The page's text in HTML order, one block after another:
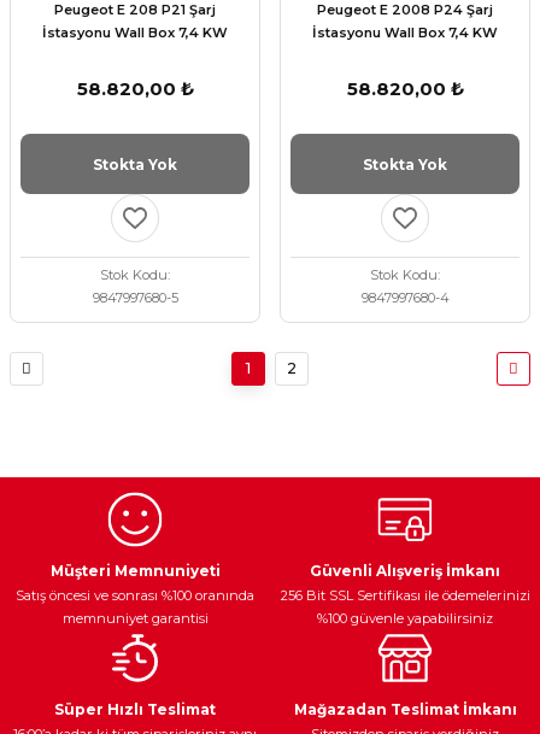
Peugeot E 208 P21 Şarj
İstasyonu Wall Box 7,4 KW
58.820,00 ₺
Stokta Yok
Stok Kodu
9847997680-5
Peugeot E 2008 P24 Şarj
İstasyonu Wall Box 7,4 KW
58.820,00 ₺
Stokta Yok
Stok Kodu
9847997680-4
1 2
Egzoz Sistemi
Ateşleme Sistemi Araç Yağları
Müşteri Memnuniyeti
Satış öncesi ve sonrası %100 oranında
memnuniyet garantisi
Güvenli Alışveriş İmkanı
256 Bit SSL Sertifikası ile ödemelerinizi
%100 güvenle yapabilirsiniz
Süper Hızlı Teslimat Mağazadan Teslimat İmkanı